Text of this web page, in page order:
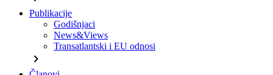
Publikacije
Godišnjaci
News&Views
Transatlantski i EU odnosi
chevron_right